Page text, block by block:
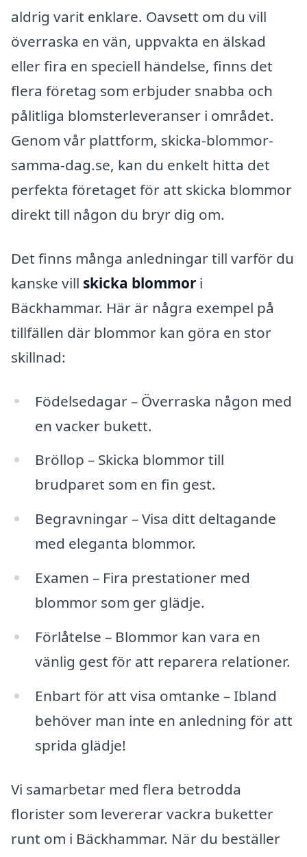
aldrig varit enklare. Oavsett om du vill
överraska en vän, uppvakta en älskad
eller fira en speciell händelse, finns det
flera företag som erbjuder snabba och
pålitliga blomsterleveranser i området.
Genom vår plattform, skicka-blommor-
samma-dag.se, kan du enkelt hitta det
perfekta företaget för att skicka blommor
direkt till någon du bryr dig om.
Det finns många anledningar till varför du
kanske vill skicka blommor i
Bäckhammar. Här är några exempel på
tillfällen där blommor kan göra en stor
skillnad:
Födelsedagar – Överraska någon med
en vacker bukett.
Bröllop – Skicka blommor till
brudparet som en fin gest.
Begravningar – Visa ditt deltagande
med eleganta blommor.
Examen – Fira prestationer med
blommor som ger glädje.
Förlåtelse – Blommor kan vara en
vänlig gest för att reparera relationer.
Enbart för att visa omtanke – Ibland
behöver man inte en anledning för att
sprida glädje!
Vi samarbetar med flera betrodda
florister som levererar vackra buketter
runt om i Bäckhammar. När du beställer